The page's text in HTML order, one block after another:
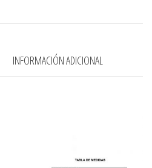
INFORMACIÓN ADICIONAL